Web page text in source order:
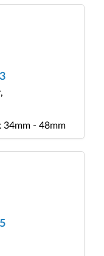
34mm - 48mm